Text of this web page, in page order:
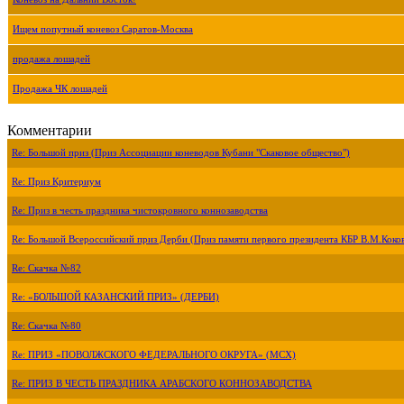
Ищем попутный коневоз Саратов-Москва
продажа лошадей
Продажа ЧК лошадей
Комментарии
Re: Большой приз (Приз Ассоциации коневодов Кубани "Скаковое общество")
Re: Приз Критериум
Re: Приз в честь праздника чистокровного коннозаводства
Re: Большой Всероссийский приз Дерби (Приз памяти первого президента КБР
Re: Скачка №82
Re: «БОЛЬШОЙ КАЗАНСКИЙ ПРИЗ» (ДЕРБИ)
Re: Скачка №80
Re: ПРИЗ «ПОВОЛЖСКОГО ФЕДЕРАЛЬНОГО ОКРУГА» (МСХ)
Re: ПРИЗ В ЧЕСТЬ ПРАЗДНИКА АРАБСКОГО КОННОЗАВОДСТВА